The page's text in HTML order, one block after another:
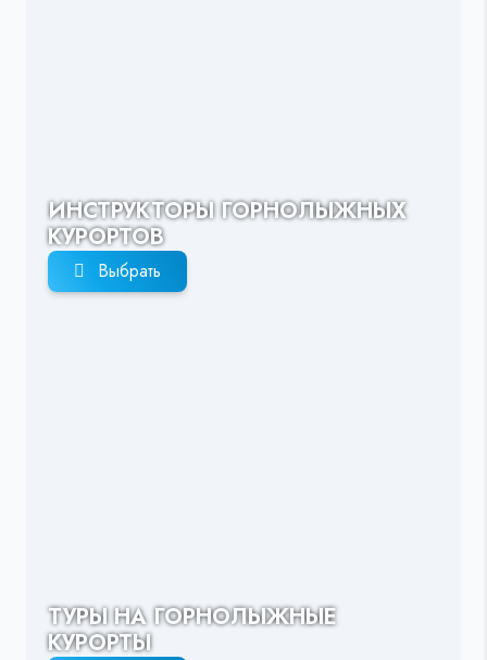
ИНСТРУКТОРЫ ГОРНОЛЫЖНЫХ
КУРОРТОВ
Выбрать
ТУРЫ НА ГОРНОЛЫЖНЫЕ
КУРОРТЫ